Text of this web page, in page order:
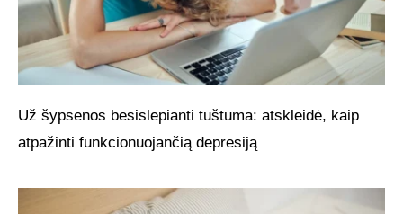
Už šypsenos besislepianti tuštuma: atskleidė, kaip
atpažinti funkcionuojančią depresiją